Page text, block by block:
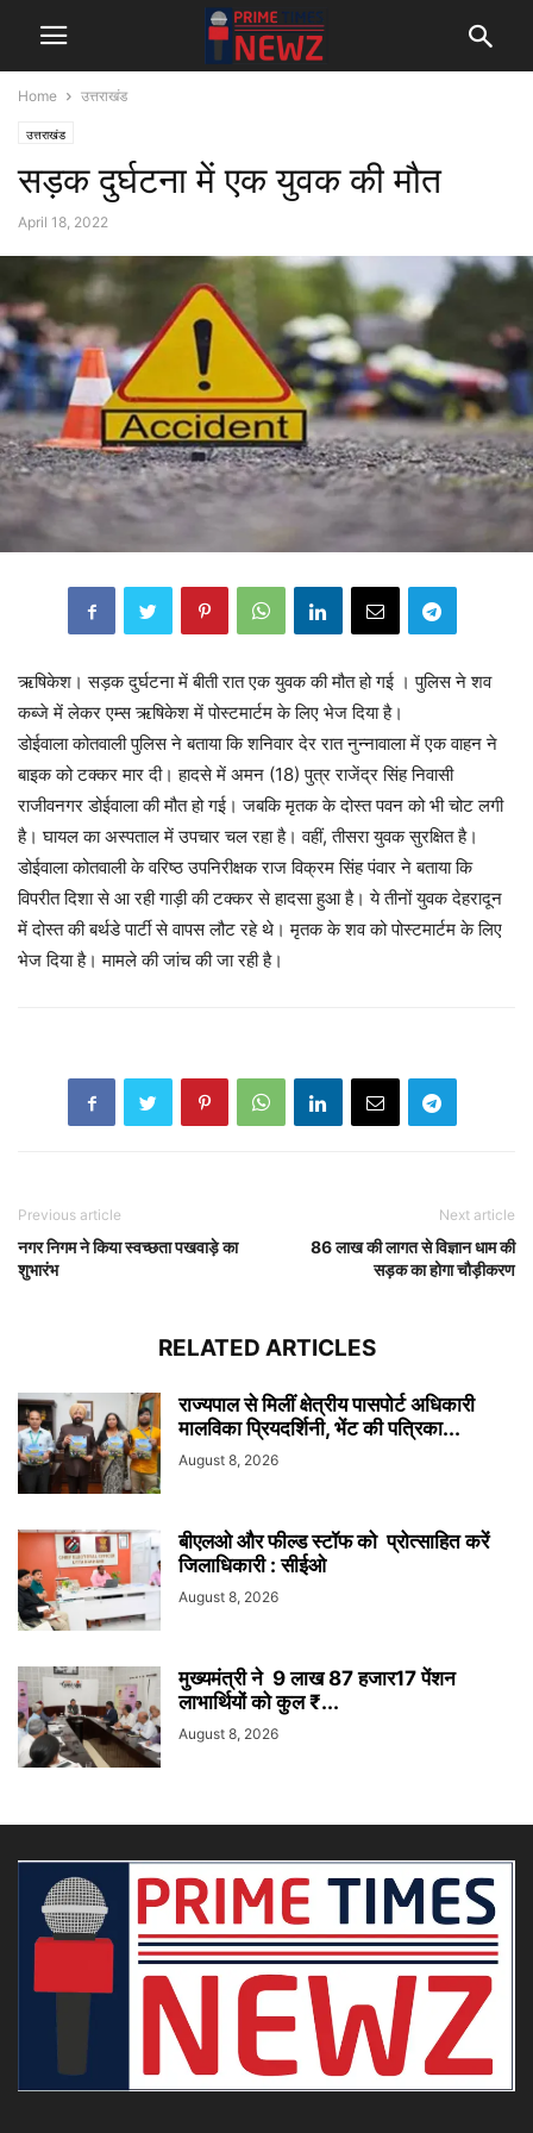
Home उत्तराखंड
उत्तराखंड
सड़क दुर्घटना में एक युवक की मौत
April 18, 2022
ऋषिकेश। सड़क दुर्घटना में बीती रात एक युवक की मौत हो गई । पुलिस ने शव
कब्जे में लेकर एम्स ऋषिकेश में पोस्टमार्टम के लिए भेज दिया है।
डोईवाला कोतवाली पुलिस ने बताया कि शनिवार देर रात नुन्नावाला में एक वाहन ने
बाइक को टक्कर मार दी। हादसे में अमन (18) पुत्र राजेंद्र सिंह निवासी
राजीवनगर डोईवाला की मौत हो गई। जबकि मृतक के दोस्त पवन को भी चोट लगी
है। घायल का अस्पताल में उपचार चल रहा है। वहीं, तीसरा युवक सुरक्षित है।
डोईवाला कोतवाली के वरिष्ठ उपनिरीक्षक राज विक्रम सिंह पंवार ने बताया कि
विपरीत दिशा से आ रही गाड़ी की टक्कर से हादसा हुआ है। ये तीनों युवक देहरादून
में दोस्त की बर्थडे पार्टी से वापस लौट रहे थे। मृतक के शव को पोस्टमार्टम के लिए
भेज दिया है। मामले की जांच की जा रही है।
Previous article
नगर निगम ने किया स्वच्छता पखवाड़े का
शुभारंभ
Next article
86 लाख की लागत से विज्ञान धाम की
सड़क का होगा चौड़ीकरण
RELATED ARTICLES
राज्यपाल से मिलीं क्षेत्रीय पासपोर्ट अधिकारी
मालविका प्रियदर्शिनी, भेंट की पत्रिका...
August 8, 2026
बीएलओ और फील्ड स्टॉफ को प्रोत्साहित करें
जिलाधिकारी : सीईओ
August 8, 2026
मुख्यमंत्री ने 9 लाख 87 हजार17 पेंशन
लाभार्थियों को कुल ₹...
August 8, 2026